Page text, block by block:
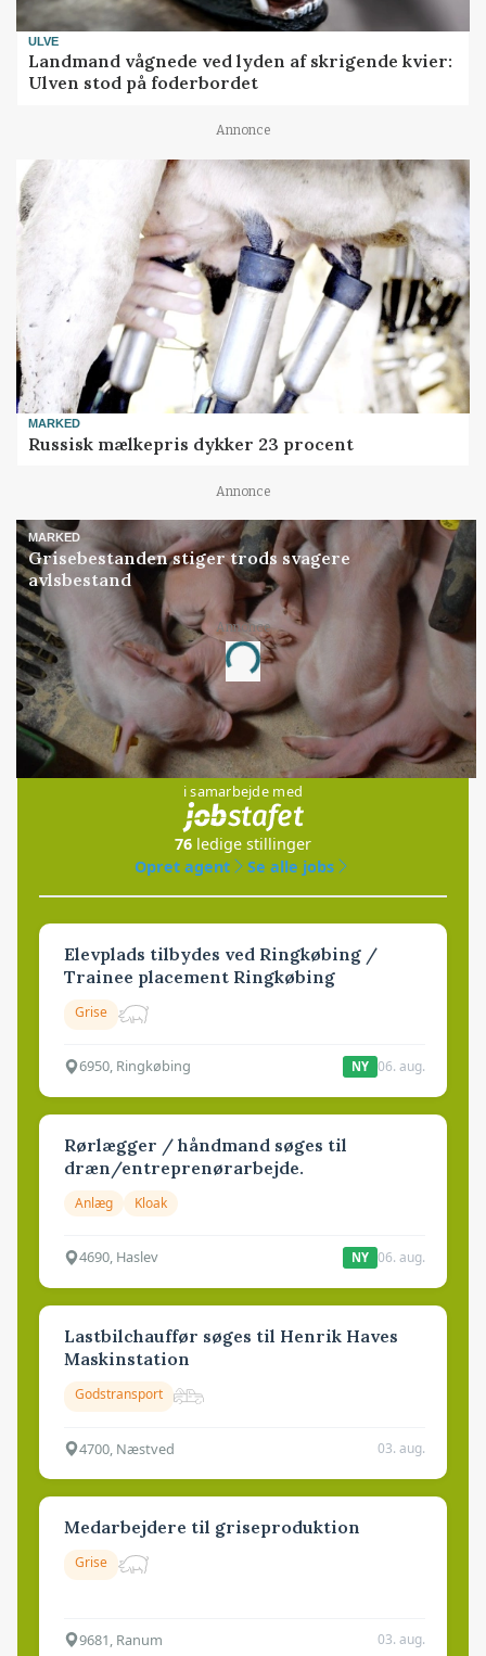
ULVE
Landmand vågnede ved lyden af skrigende kvier:
Ulven stod på foderbordet
Annonce
MARKED
Russisk mælkepris dykker 23 procent
Annonce
MARKED
Grisebestanden stiger trods svagere
avlsbestand
Annonce
Loading...
Jobs
i samarbejde med
76 ledige stillinger
Opret agent
Se alle jobs
Elevplads tilbydes ved Ringkøbing /
Trainee placement Ringkøbing
Grise
6950, Ringkøbing NY 06. aug.
Rørlægger / håndmand søges til
dræn/entreprenørarbejde.
Anlæg Kloak
4690, Haslev NY 06. aug.
Lastbilchauffør søges til Henrik Haves
Maskinstation
Godstransport
4700, Næstved 03. aug.
Medarbejdere til griseproduktion
Grise
9681, Ranum 03. aug.